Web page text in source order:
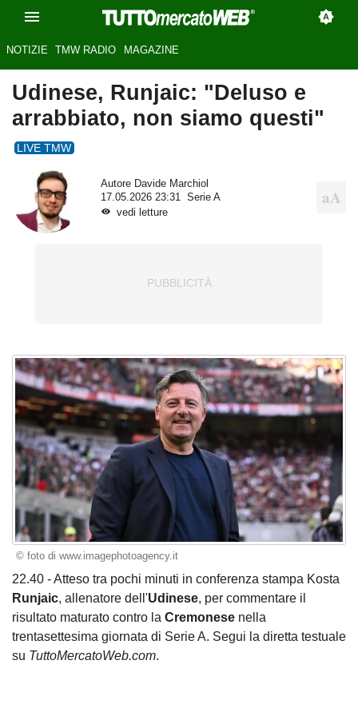
NOTIZIE TMW RADIO MAGAZINE
Udinese, Runjaic: "Deluso e
arrabbiato, non siamo questi"
LIVE TMW
Autore Davide Marchiol
17.05.2026 23:31
Serie A
vedi letture
© foto di www.imagephotoagency.it
22.40 - Atteso tra pochi minuti in conferenza stampa Kosta
Runjaic, allenatore dell'Udinese, per commentare il
risultato maturato contro la Cremonese nella
trentasettesima giornata di Serie A. Segui la diretta testuale
su TuttoMercatoWeb.com.